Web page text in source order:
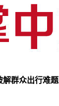
解群众出行难题